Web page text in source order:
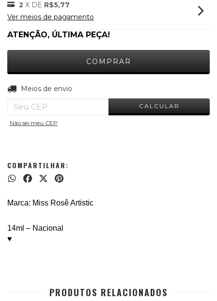
2 X DE R$5,77
Ver meios de pagamento
ATENÇÃO, ÚLTIMA PEÇA!
Entregas para o CEP:
Meios de envio
CALCULAR
Não sei meu CEP
COMPARTILHAR:
Marca: Miss Rosê Artistic
14ml – Nacional
♥
PRODUTOS RELACIONADOS